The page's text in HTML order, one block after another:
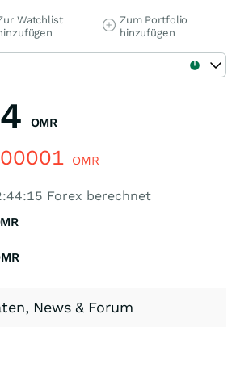
Watchlist
Zum Portfolio
hinzufügen
OMR
OMR
Forex berechnet
News & Forum